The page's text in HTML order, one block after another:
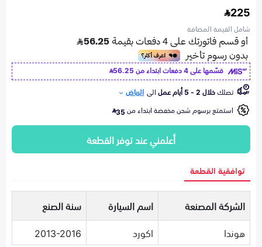
225
شامل القيمة المضافة
قسّمها على 4 دفعات ابتداء من
56.25
تصلكخلال 2 - 5 أيام عمل الى الرياض
استمتع برسوم شحن مخفضة ابتداء من35
أعلمني عند توفر القطعة
توافقية القطعة
الشركة المصنعة اسم السيارة
سنة الصنع
هوندا
اكورد 2013-2016